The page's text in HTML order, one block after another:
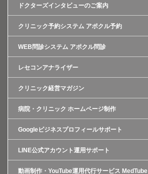
ドクターズインタビューのご案内
クリニック予約システム アポクル予約
WEB問診システム アポクル問診
レセコンアナライザー
クリニック経営マガジン
病院・クリニック ホームページ制作
Googleビジネスプロフィールサポート
LINE公式アカウント運用サポート
動画制作・YouTube運用代行サービス MedTube